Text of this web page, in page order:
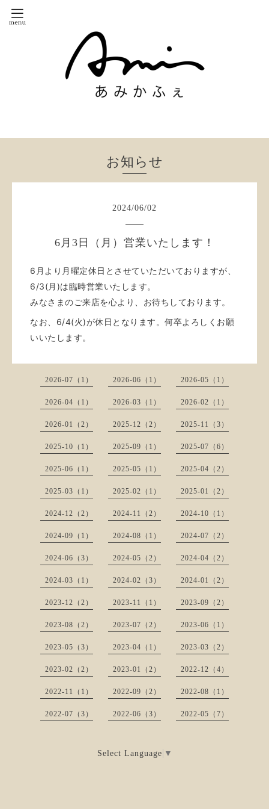
お知らせ
2024/06/02
6月3日（月）営業いたします！
6月より月曜定休日とさせていただいておりますが、
6/3(月)は臨時営業いたします。
みなさまのご来店を心より、お待ちしております。
なお、6/4(火)が休日となります。 何卒よろしくお願
いいたします。
2026-07（1） 2026-06（1） 2026-05（1）
2026-04（1） 2026-03（1） 2026-02（1）
2026-01（2） 2025-12（2） 2025-11（3）
2025-10（1） 2025-09（1） 2025-07（6）
2025-06（1） 2025-05（1） 2025-04（2）
2025-03（1） 2025-02（1） 2025-01（2）
2024-12（2） 2024-11（2） 2024-10（1）
2024-09（1） 2024-08（1） 2024-07（2）
2024-06（3） 2024-05（2） 2024-04（2）
2024-03（1） 2024-02（3） 2024-01（2）
2023-12（2） 2023-11（1） 2023-09（2）
2023-08（2） 2023-07（2） 2023-06（1）
2023-05（3） 2023-04（1） 2023-03（2）
2023-02（2） 2023-01（2） 2022-12（4）
2022-11（1） 2022-09（2） 2022-08（1）
2022-07（3） 2022-06（3） 2022-05（7）
Select Language ▼